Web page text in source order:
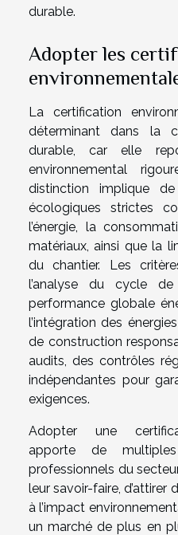
durable.
Adopter les
La certification
déterminant dans la
durable, car elle
environnemental
distinction implique
écologiques strictes
l’énergie, la
matériaux, ainsi que la
du chantier. Les
l’analyse du cycle
performance globale
l’intégration des
de construction
audits, des contrôles
indépendantes pour
exigences.
Adopter une
apporte de
professionnels du
leur savoir-faire, d’attirer
à l’impact
un marché de plus en